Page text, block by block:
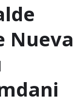
Nueva